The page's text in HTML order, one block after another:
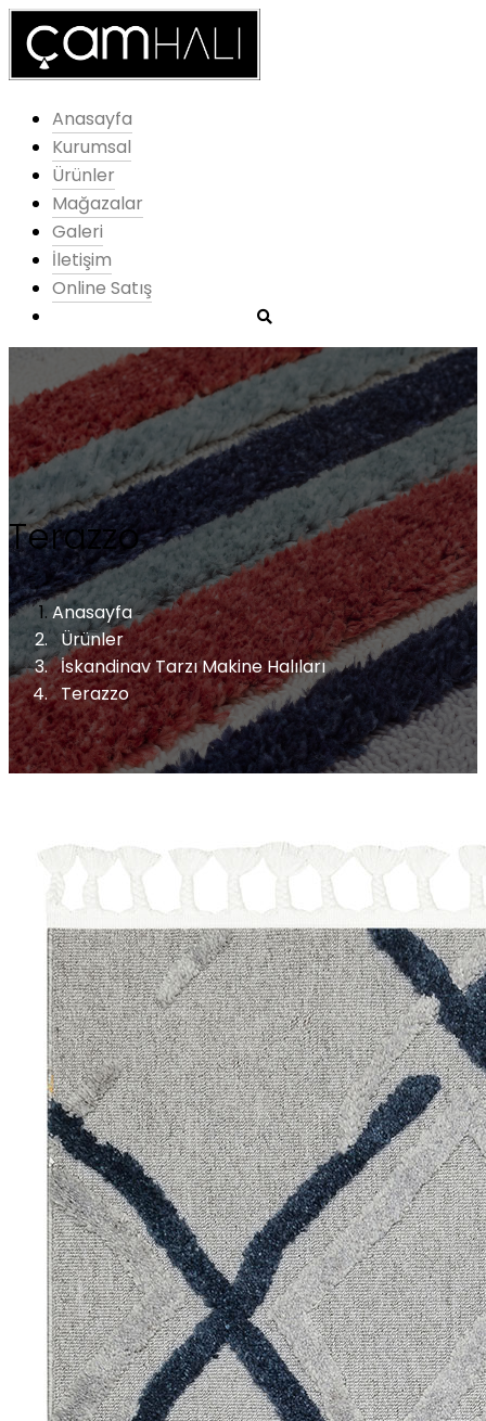
Anasayfa
Kurumsal
Ürünler
Mağazalar
Galeri
İletişim
Online Satış
Terazzo
Anasayfa
Ürünler
İskandinav Tarzı Makine Halıları
Terazzo